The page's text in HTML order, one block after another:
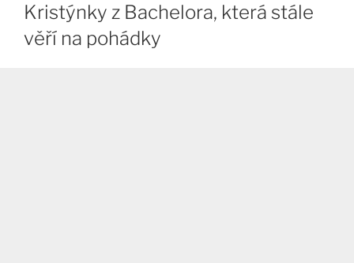
Kristýnky z Bachelora, která stále
věří na pohádky